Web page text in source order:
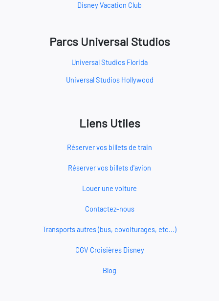
Disney Vacation Club
Parcs Universal Studios
Universal Studios Florida
Universal Studios Hollywood
Liens Utiles
Réserver vos billets de train
Réserver vos billets d'avion
Louer une voiture
Contactez-nous
Transports autres (bus, covoiturages, etc...)
CGV Croisières Disney
Blog